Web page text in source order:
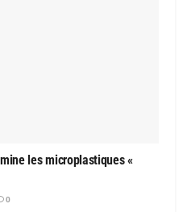
les microplastiques «
0